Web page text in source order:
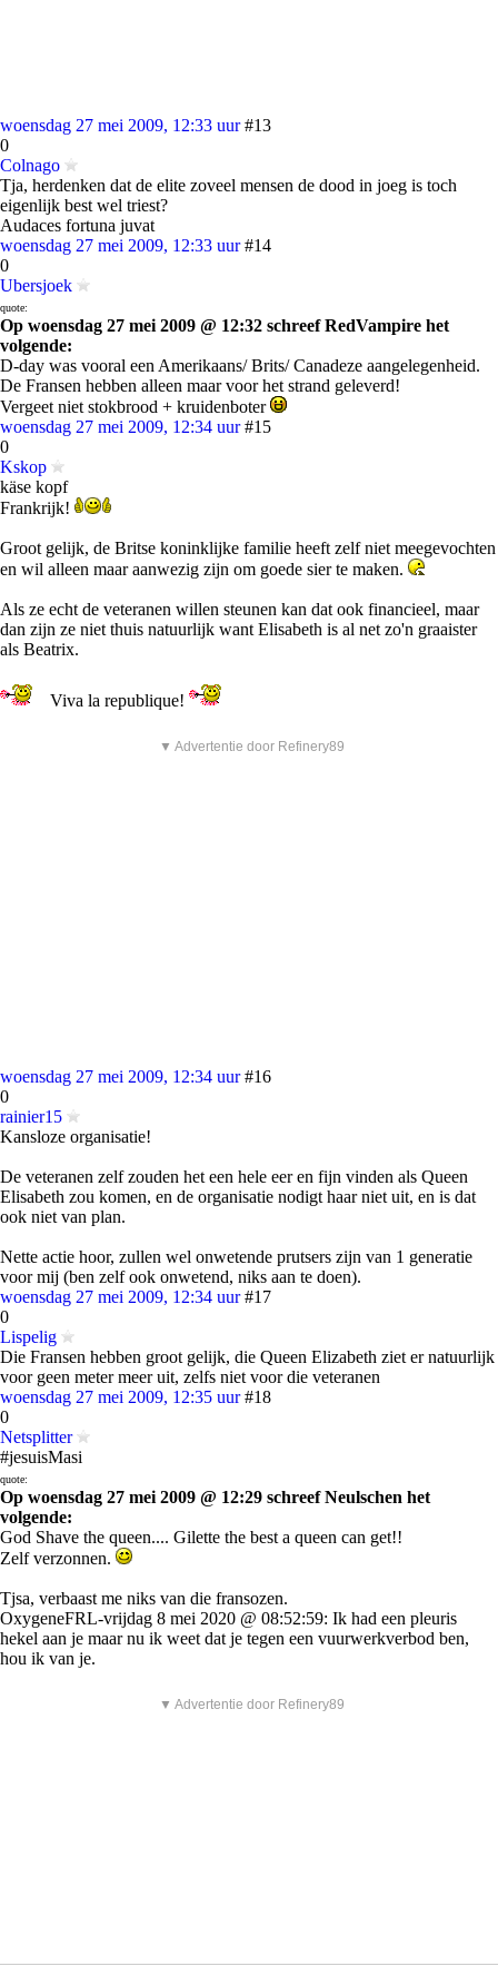
woensdag 27 mei 2009, 12:33 uur #13
0
Colnago
Tja, herdenken dat de elite zoveel mensen de dood in joeg is toch
eigenlijk best wel triest?
Audaces fortuna juvat
woensdag 27 mei 2009, 12:33 uur #14
0
Ubersjoek
quote:
Op woensdag 27 mei 2009 @ 12:32 schreef RedVampire het
volgende:
D-day was vooral een Amerikaans/ Brits/ Canadeze aangelegenheid.
De Fransen hebben alleen maar voor het strand geleverd!
Vergeet niet stokbrood + kruidenboter
woensdag 27 mei 2009, 12:34 uur #15
0
Kskop
käse kopf
Frankrijk!
Groot gelijk, de Britse koninklijke familie heeft zelf niet meegevochten
en wil alleen maar aanwezig zijn om goede sier te maken.
Als ze echt de veteranen willen steunen kan dat ook financieel, maar
dan zijn ze niet thuis natuurlijk want Elisabeth is al net zo'n graaister
als Beatrix.
Viva la republique!
▼ Advertentie door Refinery89
woensdag 27 mei 2009, 12:34 uur #16
0
rainier15
Kansloze organisatie!
De veteranen zelf zouden het een hele eer en fijn vinden als Queen
Elisabeth zou komen, en de organisatie nodigt haar niet uit, en is dat
ook niet van plan.
Nette actie hoor, zullen wel onwetende prutsers zijn van 1 generatie
voor mij (ben zelf ook onwetend, niks aan te doen).
woensdag 27 mei 2009, 12:34 uur #17
0
Lispelig
Die Fransen hebben groot gelijk, die Queen Elizabeth ziet er natuurlijk
voor geen meter meer uit, zelfs niet voor die veteranen
woensdag 27 mei 2009, 12:35 uur #18
0
Netsplitter
#jesuisMasi
quote:
Op woensdag 27 mei 2009 @ 12:29 schreef Neulschen het
volgende:
God Shave the queen.... Gilette the best a queen can get!!
Zelf verzonnen.
Tjsa, verbaast me niks van die fransozen.
OxygeneFRL-vrijdag 8 mei 2020 @ 08:52:59: Ik had een pleuris
hekel aan je maar nu ik weet dat je tegen een vuurwerkverbod ben,
hou ik van je.
▼ Advertentie door Refinery89